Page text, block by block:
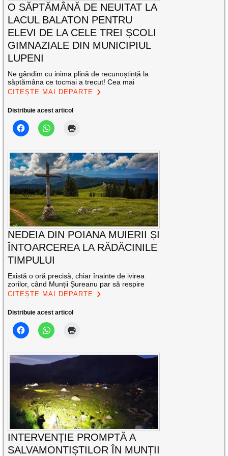
O SĂPTĂMÂNĂ DE NEUITAT LA
LACUL BALATON PENTRU
ELEVI DE LA CELE TREI ȘCOLI
GIMNAZIALE DIN MUNICIPIUL
LUPENI
Ne gândim cu inima plină de recunoștință la
săptămâna ce tocmai a trecut! Cea mai
CITEȘTE MAI DEPARTE
Distribuie acest articol
NEDEIA DIN POIANA MUIERII ȘI
ÎNTOARCEREA LA RĂDĂCINILE
TIMPULUI
Există o oră precisă, chiar înainte de ivirea
zorilor, când Munții Șureanu par să respire
CITEȘTE MAI DEPARTE
Distribuie acest articol
INTERVENȚIE PROMPTĂ A
SALVAMONTIȘTILOR ÎN MUNȚII